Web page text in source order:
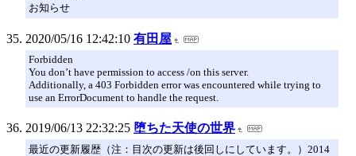
お知らせ
2020/05/16 12:42:10 有田屋
Forbidden
You don’t have permission to access /on this server.
Additionally, a 403 Forbidden error was encountered while trying to
use an ErrorDocument to handle the request.
2019/06/13 22:32:25 堕ちた天使の世界
最近の更新履歴（注：目次の更新は後回しにしています。）2014